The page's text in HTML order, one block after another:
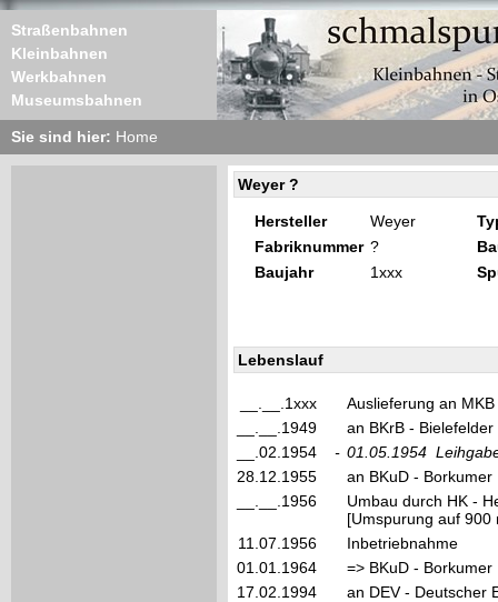
Straßenbahnen
Kleinbahnen
Werkbahnen
Museumsbahnen
Sie sind hier: Home
Weyer ?
Hersteller Weyer
Fabriknummer ?
Baujahr
1xxx
Lebenslauf
__.__.1xxx
Auslieferung an
__.__.1949
an BKrB -
__.02.1954
- 01.05.1954
28.12.1955
an BKuD -
__.__.1956
Umbau durch HK -
[Umspurung auf 900
11.07.1956
Inbetriebnahme
01.01.1964
=> BKuD -
17.02.1994
an DEV - Deutscher